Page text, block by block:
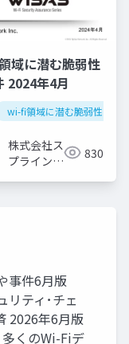
域に潜む脆弱性
2024年4月
wi-fi領域に潜む脆弱性と事
株式会社ス
プライン・
830
事件6月版
リティ･チェ
2026年6月版
くのWi-Fiデ